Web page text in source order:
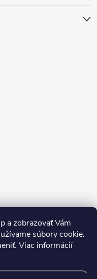
a zobrazovať Vám
súbory cookie.
Viac informácií